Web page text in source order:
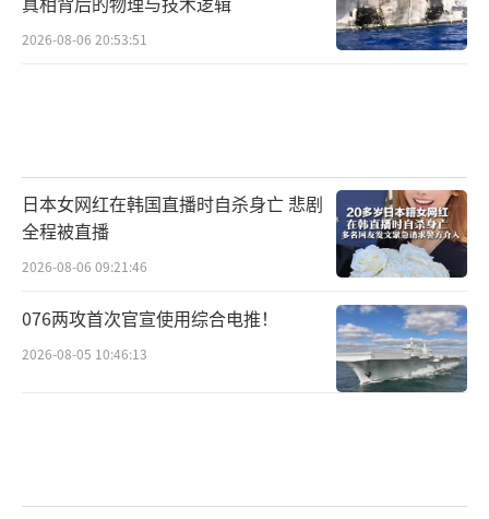
2026-08-06 20:53:51
日本女网红在韩国直播时自杀身亡 悲剧
全程被直播
2026-08-06 09:21:46
076两攻首次官宣使用综合电推！
2026-08-05 10:46:13